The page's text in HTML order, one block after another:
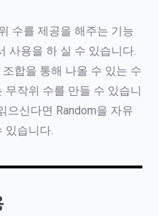
수를 제공을 해주는 기능
사용을 하 실 수 있습니다.
합을 통해 나올 수 있는 수
무작위 수를 만들 수 있습니
으신다면 Random을 자유
있습니다.